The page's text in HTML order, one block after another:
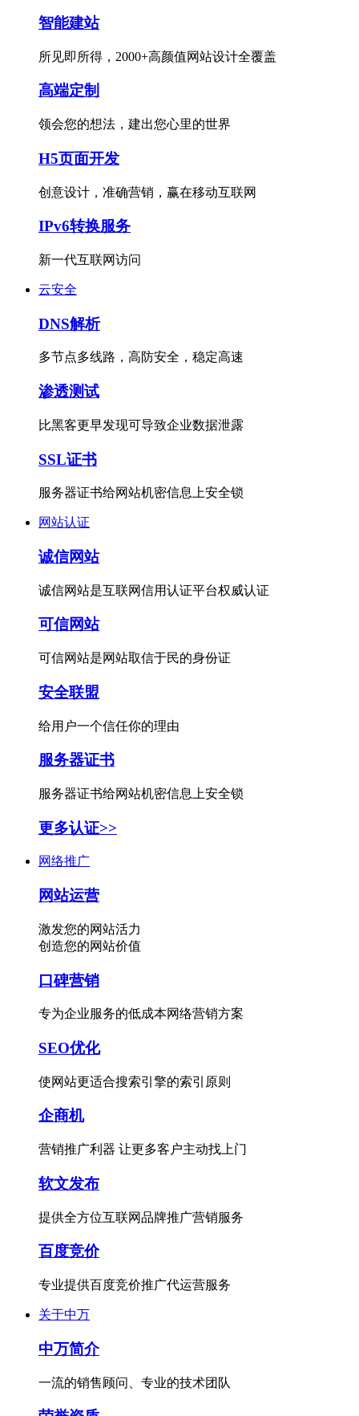
智能建站
所见即所得，2000+高颜值网站设计全覆盖
高端定制
领会您的想法，建出您心里的世界
H5页面开发
创意设计，准确营销，赢在移动互联网
IPv6转换服务
新一代互联网访问
云安全
DNS解析
多节点多线路，高防安全，稳定高速
渗透测试
比黑客更早发现可导致企业数据泄露
SSL证书
服务器证书给网站机密信息上安全锁
网站认证
诚信网站
诚信网站是互联网信用认证平台权威认证
可信网站
可信网站是网站取信于民的身份证
安全联盟
给用户一个信任你的理由
服务器证书
服务器证书给网站机密信息上安全锁
更多认证>>
网络推广
网站运营
激发您的网站活力
创造您的网站价值
口碑营销
专为企业服务的低成本网络营销方案
SEO优化
使网站更适合搜索引擎的索引原则
企商机
营销推广利器 让更多客户主动找上门
软文发布
提供全方位互联网品牌推广营销服务
百度竞价
专业提供百度竞价推广代运营服务
关于中万
中万简介
一流的销售顾问、专业的技术团队